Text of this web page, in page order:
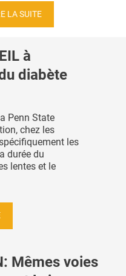
LA SUITE
à
diabète
Penn State
chez les
les
durée du
lentes et le
Mêmes voies